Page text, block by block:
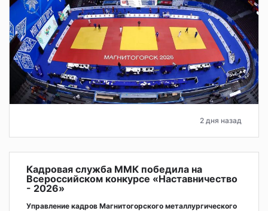
2 дня назад
Кадровая служба ММК победила на
Всероссийском конкурсе «Наставничество
- 2026»
Управление кадров Магнитогорского металлургического